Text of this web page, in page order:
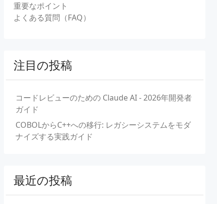
重要なポイント
よくある質問（FAQ）
注目の投稿
コードレビューのための Claude AI - 2026年開発者
ガイド
COBOLからC++への移行: レガシーシステムをモダ
ナイズする実践ガイド
最近の投稿